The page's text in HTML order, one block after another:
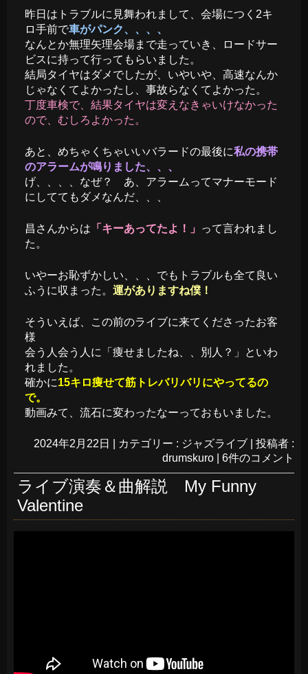
昨日はトラブルに見舞われまして、会場につく2キ
ロ手前で車がパンク、、、、
なんとか無理矢理会場まで走っていき、ロードサー
ビスに持って行ってもらいました。
結局タイヤはダメでしたが、いやいや、高速なんか
じゃなくてよかったし、事故らなくてよかった。
丁度車検で、結果タイヤは変えなきゃいけなかった
ので、むしろよかった。
あと、めちゃくちゃいいバラードの最後に私の携帯
のアラームが鳴りました、、、
げ、、、、なぜ？ あ、アラームってマナーモード
にしててもダメなんだ、、、
昌さんからは 「キーあってたよ！」 って言われまし
た。
いやーお恥ずかしい、、、でもトラブルも全て良い
ふうに収まった。 運がありますね僕！
そういえば、この前のライブに来てくださったお客
様
会う人会う人に「痩せましたね、、別人？」といわ
れました。
確かに15キロ痩せて筋トレバリバリにやってるの
で。
動画みて、流石に変わったなーっておもいました。
2024年2月22日 カテゴリー : ジャズライブ
投稿者 :
drumskuro
6件のコメント
ライブ演奏＆曲解説 My Funny
Valentine